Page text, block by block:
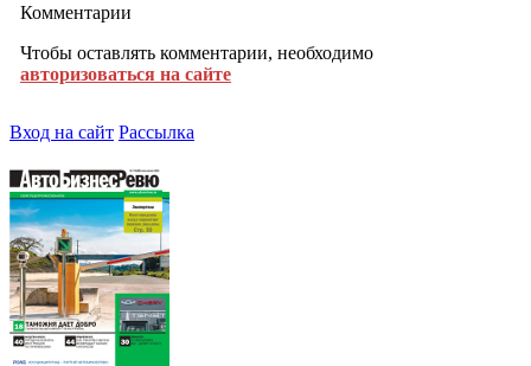
Комментарии
Чтобы оставлять комментарии, необходимо
авторизоваться на сайте
Вход на сайт Рассылка